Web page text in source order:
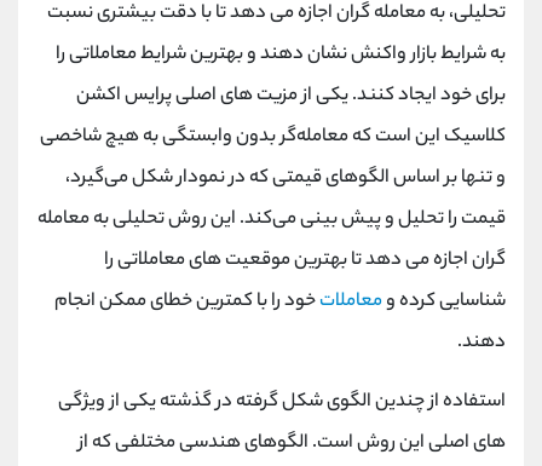
تحلیلی، به معامله گران اجازه می دهد تا با دقت بیشتری نسبت
به شرایط بازار واکنش نشان دهند و بهترین شرایط معاملاتی را
برای خود ایجاد کنند. یکی از مزیت ‌های اصلی پرایس اکشن
کلاسیک این است که معامله‌گر بدون وابستگی به هیچ شاخصی
و تنها بر اساس الگوهای قیمتی که در نمودار شکل می‌گیرد،
قیمت را تحلیل و پیش‌ بینی می‌کند. این روش تحلیلی به معامله
گران اجازه می دهد تا بهترین موقعیت های معاملاتی را
شناسایی کرده ومعاملاتخود را با کمترین خطای ممکن انجام
دهند.
استفاده از چندین الگوی شکل گرفته در گذشته یکی از ویژگی
های اصلی این روش است. الگوهای هندسی مختلفی که از